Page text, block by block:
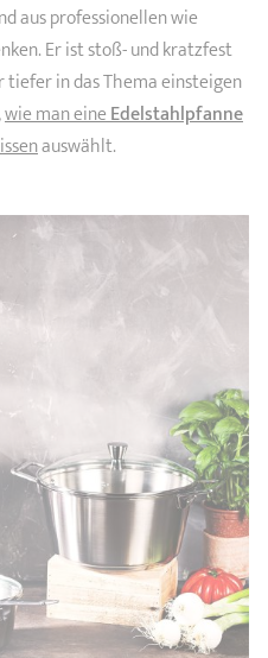
aus professionellen wie
Er ist stoß- und kratzfest
tiefer in das Thema einsteigen
wie man eineEdelstahlpfanne
auswählt.